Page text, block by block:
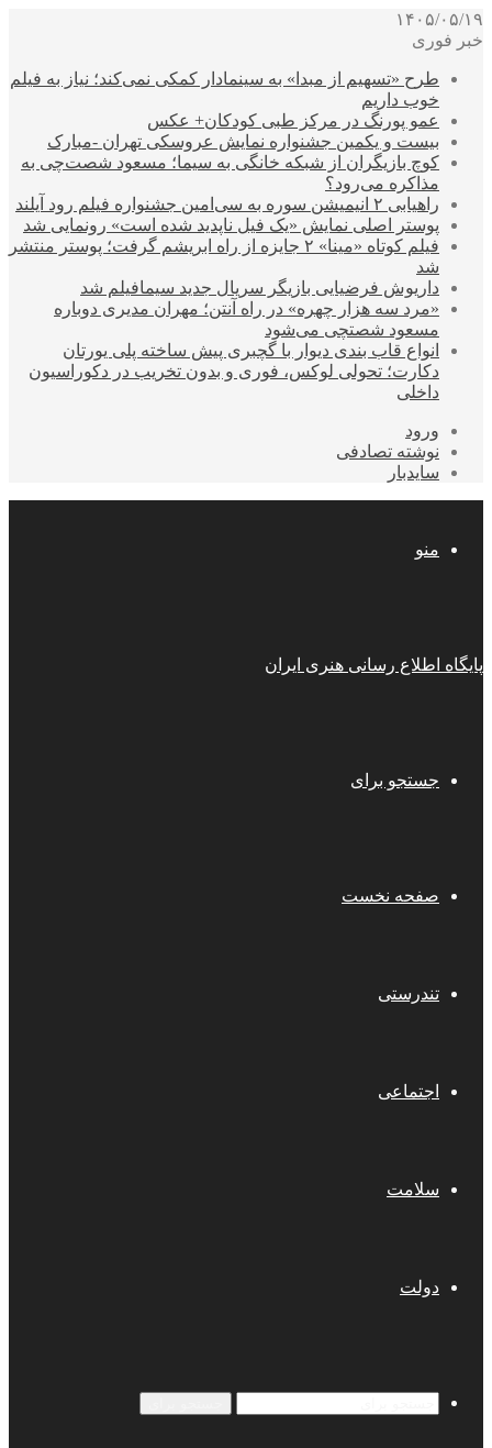
۱۴۰۵/۰۵/۱۹
خبر فوری
طرح «تسهیم از مبدا» به سینمادار کمکی نمی‌کند؛ نیاز به فیلم
خوب داریم
عمو پورنگ در مرکز طبی کودکان+ عکس
بیست و یکمین جشنواره نمایش عروسکی تهران -مبارک
کوچ بازیگران از شبکه خانگی به سیما؛ مسعود شصت‌چی به
مذاکره می‌رود؟
راهیابی ۲ انیمیشن سوره به سی‌امین جشنواره فیلم رود آیلند
پوستر اصلی نمایش «یک فیل ناپدید شده است» رونمایی شد
فیلم کوتاه «مینا» ۲ جایزه از راه ابریشم گرفت؛ پوستر منتشر
شد
داریوش فرضیایی بازیگر سریال جدید سیمافیلم شد
«مرد سه هزار چهره» در راه آنتن؛ مهران مدیری دوباره
مسعود شصتچی می‌شود
انواع قاب بندی دیوار با گچبری پیش ساخته پلی یورتان
دکارت؛ تحولی لوکس، فوری و بدون تخریب در دکوراسیون
داخلی
ورود
نوشته تصادفی
سایدبار
منو
پایگاه اطلاع رسانی هنری ایران
جستجو برای
صفحه نخست
تندرستی
اجتماعی
سلامت
دولت